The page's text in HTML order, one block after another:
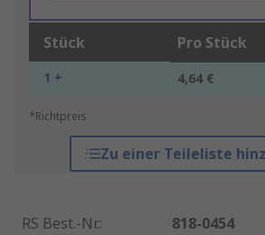
Stück Pro Stück
1 + 4,64 €
*Richtpreis
Zu einer Teileliste
RS Best.-Nr.:
818-0454